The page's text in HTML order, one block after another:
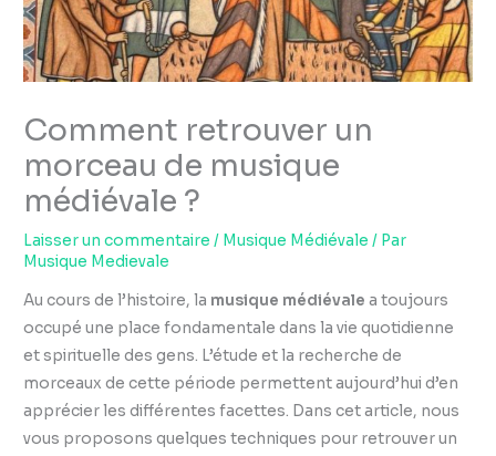
Comment retrouver un
morceau de musique
médiévale ?
Laisser un commentaire / Musique Médiévale / Par
Musique Medievale
Au cours de l’histoire, la musique médiévale a toujours
occupé une place fondamentale dans la vie quotidienne
et spirituelle des gens. L’étude et la recherche de
morceaux de cette période permettent aujourd’hui d’en
apprécier les différentes facettes. Dans cet article, nous
vous proposons quelques techniques pour retrouver un